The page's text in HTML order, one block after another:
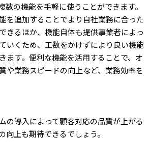
数の機能を手軽に使うことができます。
を追加することでより自社業務に合った
きるほか、機能自体も提供事業者によっ
いくため、工数をかけずにより良い機能
ます。便利な機能を活用することで、オ
や業務スピードの向上など、業務効率を
の導入によって顧客対応の品質が上がる
向上も期待できるでしょう。